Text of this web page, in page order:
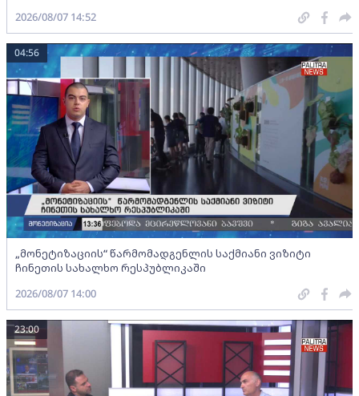
2026/08/07 14:52
„მონეტიზაციის“ წარმომადგენლის საქმიანი ვიზიტი
ჩინეთის სახალხო რესპუბლიკაში
04:56
2026/08/07 14:00
23:00